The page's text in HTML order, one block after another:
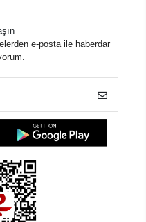
e-posta ile haberdar